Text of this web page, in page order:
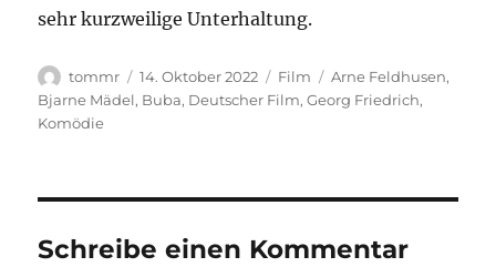
sehr kurzweilige Unterhaltung.
Autor
tommr
Veröffentlicht
am
14. Oktober 2022 Kategorien
Film Schlagwörter
Arne Feldhusen,
Bjarne Mädel, Buba, Deutscher Film,Georg Friedrich,
Komödie
Schreibe einen Kommentar